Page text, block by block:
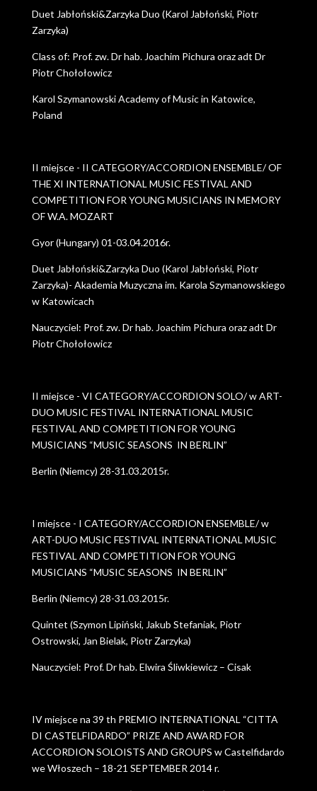
Duet Jabłoński&Zarzyka Duo (Karol Jabłoński, Piotr
Zarzyka)
Class of: Prof. zw. Dr hab. Joachim Pichura oraz adt Dr
Piotr Chołołowicz
Karol Szymanowski Academy of Music in Katowice,
Poland
II miejsce - II CATEGORY/ACCORDION ENSEMBLE/ OF
THE XI INTERNATIONAL MUSIC FESTIVAL AND
COMPETITION FOR YOUNG MUSICIANS IN MEMORY
OF W.A. MOZART
Gyor (Hungary) 01-03.04.2016r.
Duet Jabłoński&Zarzyka Duo (Karol Jabłoński, Piotr
Zarzyka)- Akademia Muzyczna im. Karola Szymanowskiego
w Katowicach
Nauczyciel: Prof. zw. Dr hab. Joachim Pichura oraz adt Dr
Piotr Chołołowicz
II miejsce - VI CATEGORY/ACCORDION SOLO/ w ART-
DUO MUSIC FESTIVAL INTERNATIONAL MUSIC
FESTIVAL AND COMPETITION FOR YOUNG
MUSICIANS “MUSIC SEASONS IN BERLIN”
Berlin (Niemcy) 28-31.03.2015r.
I miejsce - I CATEGORY/ACCORDION ENSEMBLE/ w
ART-DUO MUSIC FESTIVAL INTERNATIONAL MUSIC
FESTIVAL AND COMPETITION FOR YOUNG
MUSICIANS “MUSIC SEASONS IN BERLIN”
Berlin (Niemcy) 28-31.03.2015r.
Quintet (Szymon Lipiński, Jakub Stefaniak, Piotr
Ostrowski, Jan Bielak, Piotr Zarzyka)
Nauczyciel: Prof. Dr hab. Elwira Śliwkiewicz – Cisak
IV miejsce na 39 th PREMIO INTERNATIONAL “CITTA
DI CASTELFIDARDO” PRIZE AND AWARD FOR
ACCORDION SOLOISTS AND GROUPS w Castelfidardo
we Włoszech – 18-21 SEPTEMBER 2014 r.